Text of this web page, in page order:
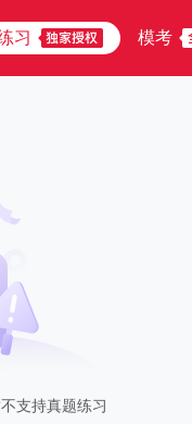
习 模考
支持真题练习